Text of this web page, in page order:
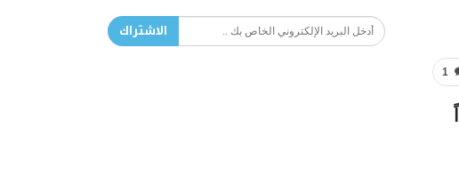
1
الاشتراك